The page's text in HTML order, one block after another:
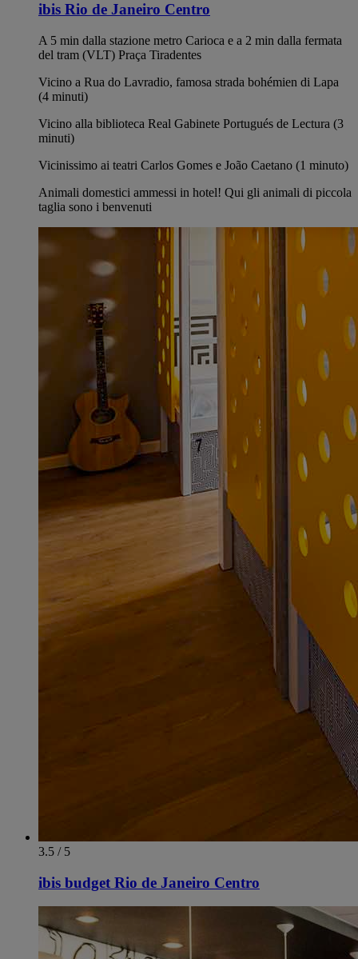
ibis Rio de Janeiro Centro
A 5 min dalla stazione metro Carioca e a 2 min dalla fermata
del tram (VLT) Praça Tiradentes
Vicino a Rua do Lavradio, famosa strada bohémien di Lapa
(4 minuti)
Vicino alla biblioteca Real Gabinete Portugués de Lectura (3
minuti)
Vicinissimo ai teatri Carlos Gomes e João Caetano (1 minuto)
Animali domestici ammessi in hotel! Qui gli animali di piccola
taglia sono i benvenuti
3.5 / 5
ibis budget Rio de Janeiro Centro